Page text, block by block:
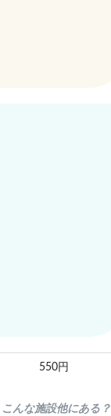
550円
んな施設他にある？